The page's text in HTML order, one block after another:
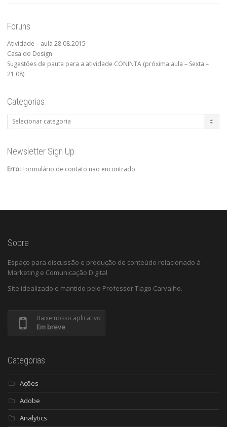
Foruns
Atividade – aula 28.08.2015
Casa do Design
Sugestões de pauta para a atividade CONINTA (próxima aula – Sexta –
21.08)
Categorias
Categorias
Newsletter Sign Up
Erro: Formulário de contato não encontrado.
Sobre
Espaço para discussão e produção de conteúdo relacionado à
Marketing e Comunicação Digital
Site idealizado e mantido pelo Professor Tiago Carvalho.
Baixe nosso aplicativo
Em breve
Categorias
Ações
Adobe
Analytics